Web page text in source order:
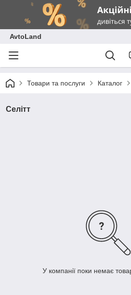
AvtoLand
Товари та послуги Каталог
Селітт
У компанії поки немає